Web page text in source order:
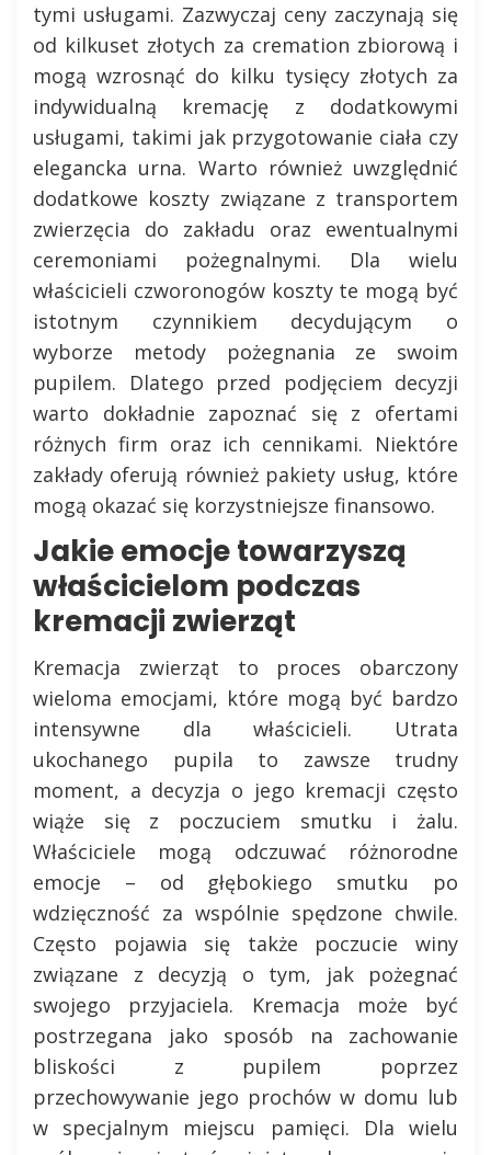
tymi usługami. Zazwyczaj ceny zaczynają się
od kilkuset złotych za cremation zbiorową i
mogą wzrosnąć do kilku tysięcy złotych za
indywidualną kremację z dodatkowymi
usługami, takimi jak przygotowanie ciała czy
elegancka urna. Warto również uwzględnić
dodatkowe koszty związane z transportem
zwierzęcia do zakładu oraz ewentualnymi
ceremoniami pożegnalnymi. Dla wielu
właścicieli czworonogów koszty te mogą być
istotnym czynnikiem decydującym o
wyborze metody pożegnania ze swoim
pupilem. Dlatego przed podjęciem decyzji
warto dokładnie zapoznać się z ofertami
różnych firm oraz ich cennikami. Niektóre
zakłady oferują również pakiety usług, które
mogą okazać się korzystniejsze finansowo.
Jakie emocje towarzyszą
właścicielom podczas
kremacji zwierząt
Kremacja zwierząt to proces obarczony
wieloma emocjami, które mogą być bardzo
intensywne dla właścicieli. Utrata
ukochanego pupila to zawsze trudny
moment, a decyzja o jego kremacji często
wiąże się z poczuciem smutku i żalu.
Właściciele mogą odczuwać różnorodne
emocje – od głębokiego smutku po
wdzięczność za wspólnie spędzone chwile.
Często pojawia się także poczucie winy
związane z decyzją o tym, jak pożegnać
swojego przyjaciela. Kremacja może być
postrzegana jako sposób na zachowanie
bliskości z pupilem poprzez
przechowywanie jego prochów w domu lub
w specjalnym miejscu pamięci. Dla wielu